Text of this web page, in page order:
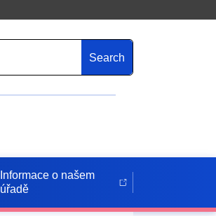
Search
Informace o našem
úřadě